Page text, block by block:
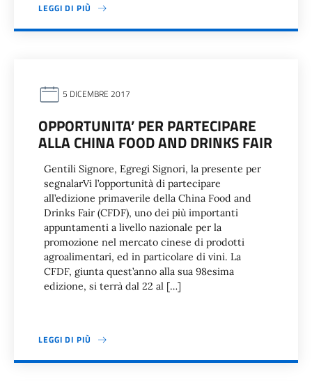
LEGGI DI PIÙ
5 DICEMBRE 2017
OPPORTUNITA’ PER PARTECIPARE
ALLA CHINA FOOD AND DRINKS FAIR
Gentili Signore, Egregi Signori, la presente per
segnalarVi l’opportunità di partecipare
all’edizione primaverile della China Food and
Drinks Fair (CFDF), uno dei più importanti
appuntamenti a livello nazionale per la
promozione nel mercato cinese di prodotti
agroalimentari, ed in particolare di vini. La
CFDF, giunta quest’anno alla sua 98esima
edizione, si terrà dal 22 al […]
LEGGI DI PIÙ